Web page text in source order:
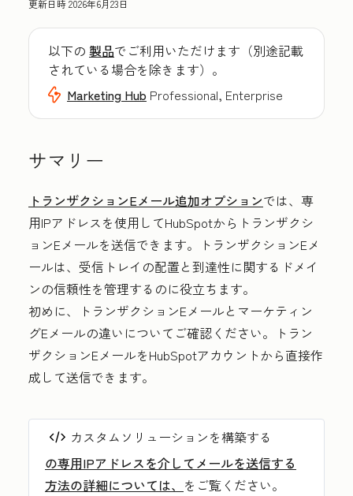
更新日時2026年6月23日
以下の 製品でご利用いただけます（別途記載
されている場合を除きます）。
Marketing Hub Professional, Enterprise
サマリー
トランザクションEメール追加オプションでは、専
用IPアドレスを使用してHubSpotからトランザクシ
ョンEメールを送信できます。トランザクションEメ
ールは、受信トレイの配置と到達性に関するドメイ
ンの信頼性を管理するのに役立ちます。
初めに、トランザクションEメールとマーケティン
グEメールの違いについてご確認ください。トラン
ザクションEメールをHubSpotアカウントから直接作
成して送信できます。
カスタムソリューションを構築する
の専用IPアドレスを介してメールを送信する
方法の詳細については、 をご覧ください。